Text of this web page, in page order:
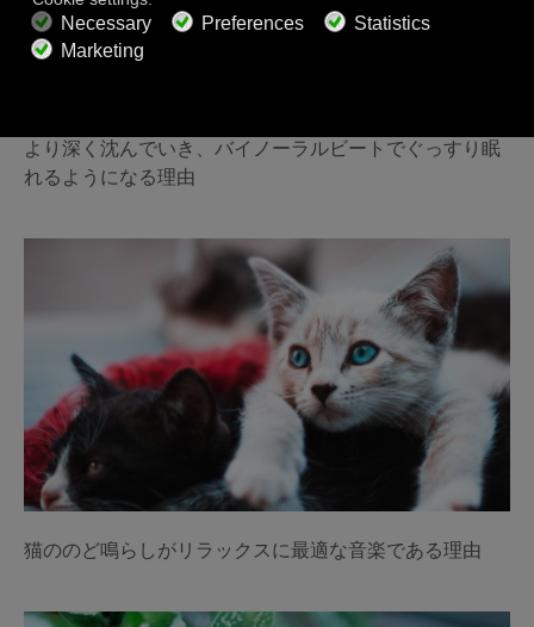
より深く沈んでいき、バイノーラルビートでぐっすり眠
れるようになる理由
猫ののど鳴らしがリラックスに最適な音楽である理由